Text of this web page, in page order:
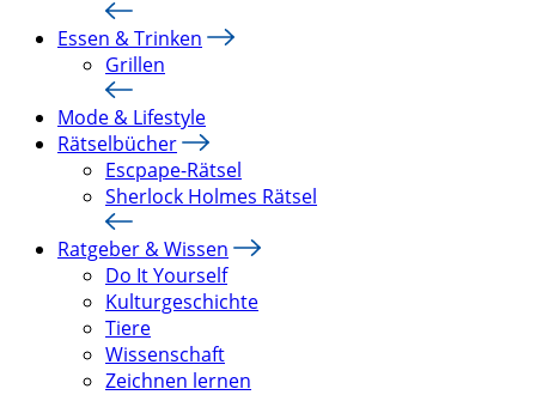
Essen & Trinken
Grillen
Mode & Lifestyle
Rätselbücher
Escpape-Rätsel
Sherlock Holmes Rätsel
Ratgeber & Wissen
Do It Yourself
Kulturgeschichte
Tiere
Wissenschaft
Zeichnen lernen